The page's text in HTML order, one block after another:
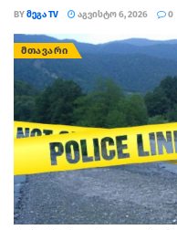
BYᲛᲔᲒᲐ TV ᲐᲒᲕᲘᲡᲢᲝ 6, 2026 0
ᲛᲗᲐᲕᲐᲠᲘ